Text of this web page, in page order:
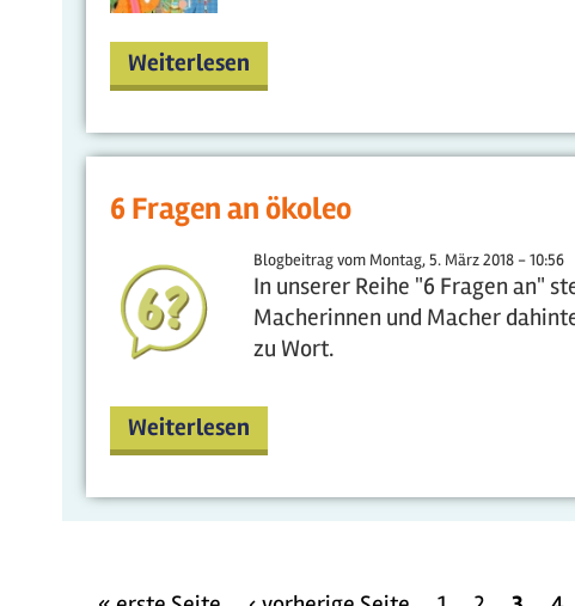
Weiterlesen
6 Fragen an ökoleo
Blogbeitrag vom Montag, 5. März 2018 - 10:56
In unserer Reihe "6 Fragen an"
Macherinnen und Macher
zu Wort.
Weiterlesen